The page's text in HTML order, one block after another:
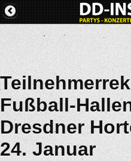
Fußball-
Dresdner
24. Januar